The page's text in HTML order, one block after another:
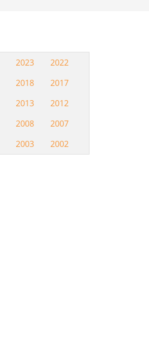
2023
2022
2018
2017
2013
2012
2008
2007
2003 2002